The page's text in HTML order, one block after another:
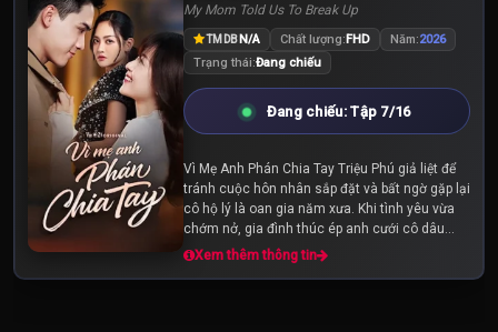
My Mom Told Us To Break Up
TMDBN/A Chất lượng:FHD Năm:2026
Trạng thái:Đang chiếu
Đang chiếu: Tập 7/16
Vì Mẹ Anh Phán Chia Tay Triệu Phú giả liệt để
tránh cuộc hôn nhân sắp đặt và bất ngờ gặp lại
cô hộ lý là oan gia năm xưa. Khi tình yêu vừa
chớm nở, gia đình thúc ép anh cưới cô dâu
"over hợp" để giữ mạng. Số...
Xem thêm thông tin